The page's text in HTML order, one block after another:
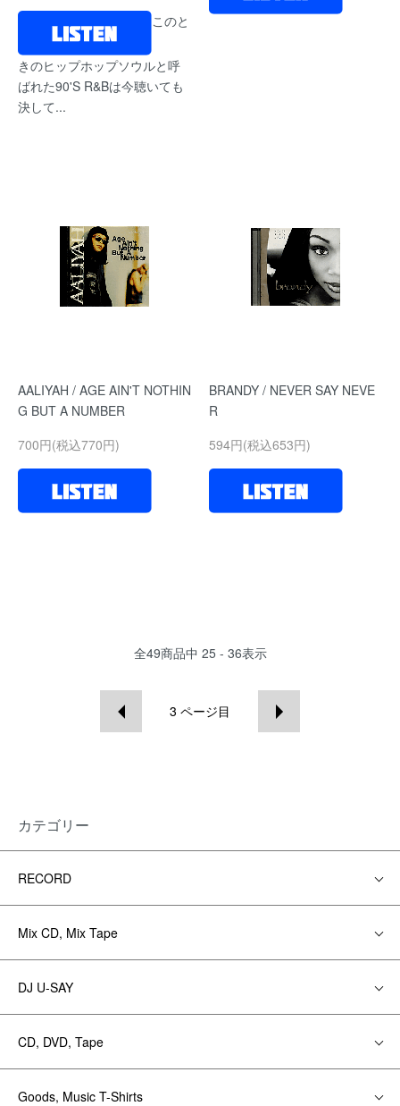
このと
きのヒップホップソウルと呼
ばれた90'S R&Bは今聴いても
決して...
AALIYAH / AGE AIN'T NOTHIN
G BUT A NUMBER
700円(税込770円)
BRANDY / NEVER SAY NEVE
R
594円(税込653円)
全49商品中 25 - 36表示
3 ページ目
カテゴリー
RECORD
Mix CD, Mix Tape
DJ U-SAY
CD, DVD, Tape
Goods, Music T-Shirts